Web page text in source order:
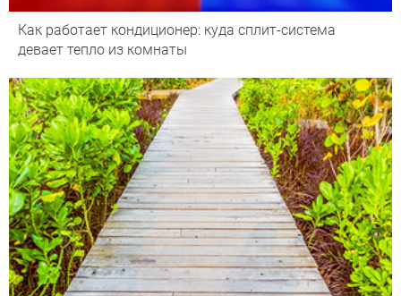
Как работает кондиционер: куда сплит-система
девает тепло из комнаты